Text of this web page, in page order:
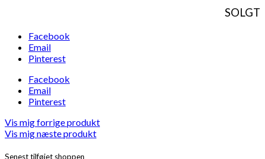
SOLGT
Facebook
Email
Pinterest
Facebook
Email
Pinterest
Vis mig forrige produkt
Vis mig næste produkt
Senest tilføjet shoppen